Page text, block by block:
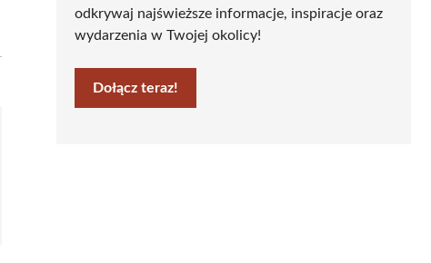
odkrywaj najświeższe informacje, inspiracje oraz
wydarzenia w Twojej okolicy!
Dołącz teraz!